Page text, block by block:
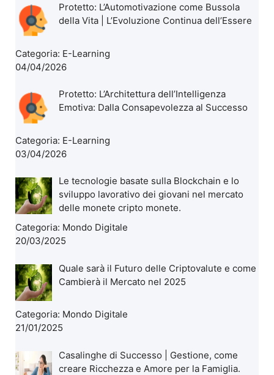
Protetto: L’Automotivazione come Bussola
della Vita | L’Evoluzione Continua dell’Essere
Categoria: E-Learning
04/04/2026
Protetto: L’Architettura dell’Intelligenza
Emotiva: Dalla Consapevolezza al Successo
Categoria: E-Learning
03/04/2026
Le tecnologie basate sulla Blockchain e lo
sviluppo lavorativo dei giovani nel mercato
delle monete cripto monete.
Categoria: Mondo Digitale
20/03/2025
Quale sarà il Futuro delle Criptovalute e come
Cambierà il Mercato nel 2025
Categoria: Mondo Digitale
21/01/2025
Casalinghe di Successo | Gestione, come
creare Ricchezza e Amore per la Famiglia.